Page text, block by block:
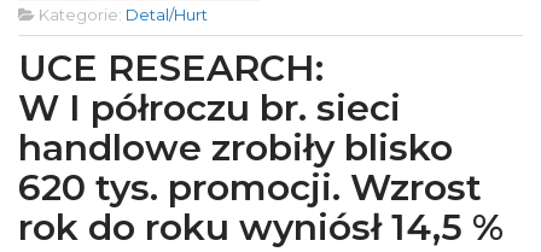
Kategorie: Detal/Hurt
UCE RESEARCH:
W I półroczu br. sieci
handlowe zrobiły blisko
620 tys. promocji. Wzrost
rok do roku wyniósł 14,5 %